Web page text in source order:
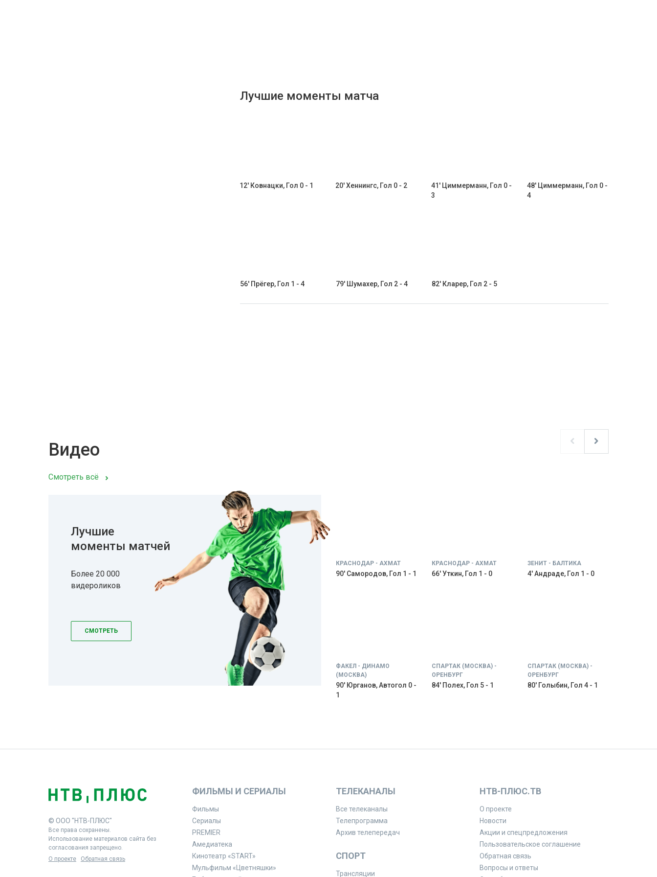
Лучшие моменты матча
12' Ковнацки, Гол 0 - 1 20' Хеннингс, Гол 0 - 2
41' Циммерманн, Гол 0 -
3
48' Циммерманн, Гол 0 -
4
56' Прёгер, Гол 1 - 4 79' Шумахер, Гол 2 - 4 82' Кларер, Гол 2 - 5
Видео
Смотреть всё
Лучшие
моменты матчей
Более 20 000
видероликов
СМОТРЕТЬ
КРАСНОДАР - АХМАТ
90' Самородов, Гол 1 - 1
КРАСНОДАР - АХМАТ
66' Уткин, Гол 1 - 0
ЗЕНИТ - БАЛТИКА
4' Андраде, Гол 1 - 0
ФАКЕЛ - ДИНАМО
(МОСКВА)
90' Юрганов, Автогол 0 -
1
СПАРТАК (МОСКВА) -
ОРЕНБУРГ
84' Полех, Гол 5 - 1
СПАРТАК (МОСКВА) -
ОРЕНБУРГ
80' Голыбин, Гол 4 - 1
© ООО "НТВ-ПЛЮС"
Все права сохранены.
Использование материалов сайта без
согласования запрещено.
О проекте
Обратная связь
ФИЛЬМЫ И СЕРИАЛЫ
Фильмы
Сериалы
PREMIER
Амедиатека
Кинотеатр «START»
Мульфильм «Цветняшки»
ТЕЛЕКАНАЛЫ
Все телеканалы
Телепрограмма
Архив телепередач
СПОРТ
Трансляции
НТВ-ПЛЮС.ТВ
О проекте
Новости
Акции и спецпредложения
Пользовательское соглашение
Обратная связь
Вопросы и ответы